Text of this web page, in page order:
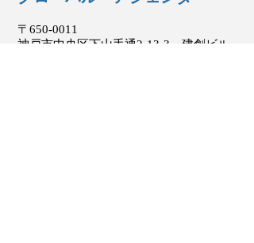
〒650-0011
神戸市中央区下山手通2-13-3 建創ビル